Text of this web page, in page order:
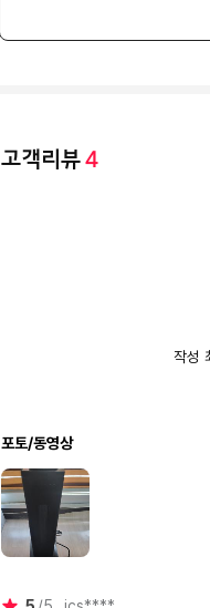
고객리뷰4
작성
포토/동영상